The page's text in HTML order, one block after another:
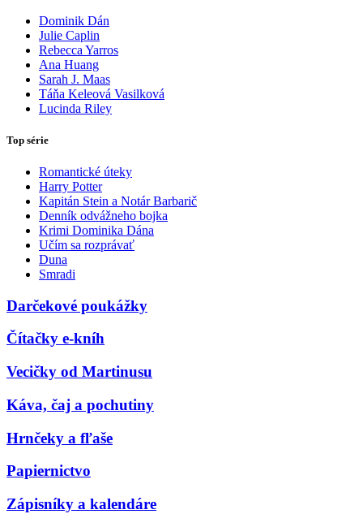
Dominik Dán
Julie Caplin
Rebecca Yarros
Ana Huang
Sarah J. Maas
Táňa Keleová Vasilková
Lucinda Riley
Top série
Romantické úteky
Harry Potter
Kapitán Stein a Notár Barbarič
Denník odvážneho bojka
Krimi Dominika Dána
Učím sa rozprávať
Duna
Smradi
Darčekové poukážky
Čítačky e-kníh
Vecičky od Martinusu
Káva, čaj a pochutiny
Hrnčeky a fľaše
Papiernictvo
Zápisníky a kalendáre